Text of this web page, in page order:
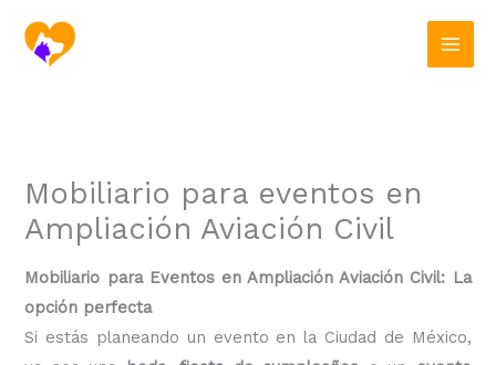
contenido
Mobiliario para eventos en
Ampliación Aviación Civil
Mobiliario para Eventos en Ampliación Aviación Civil: La
opción perfecta
Si estás planeando un evento en la Ciudad de México,